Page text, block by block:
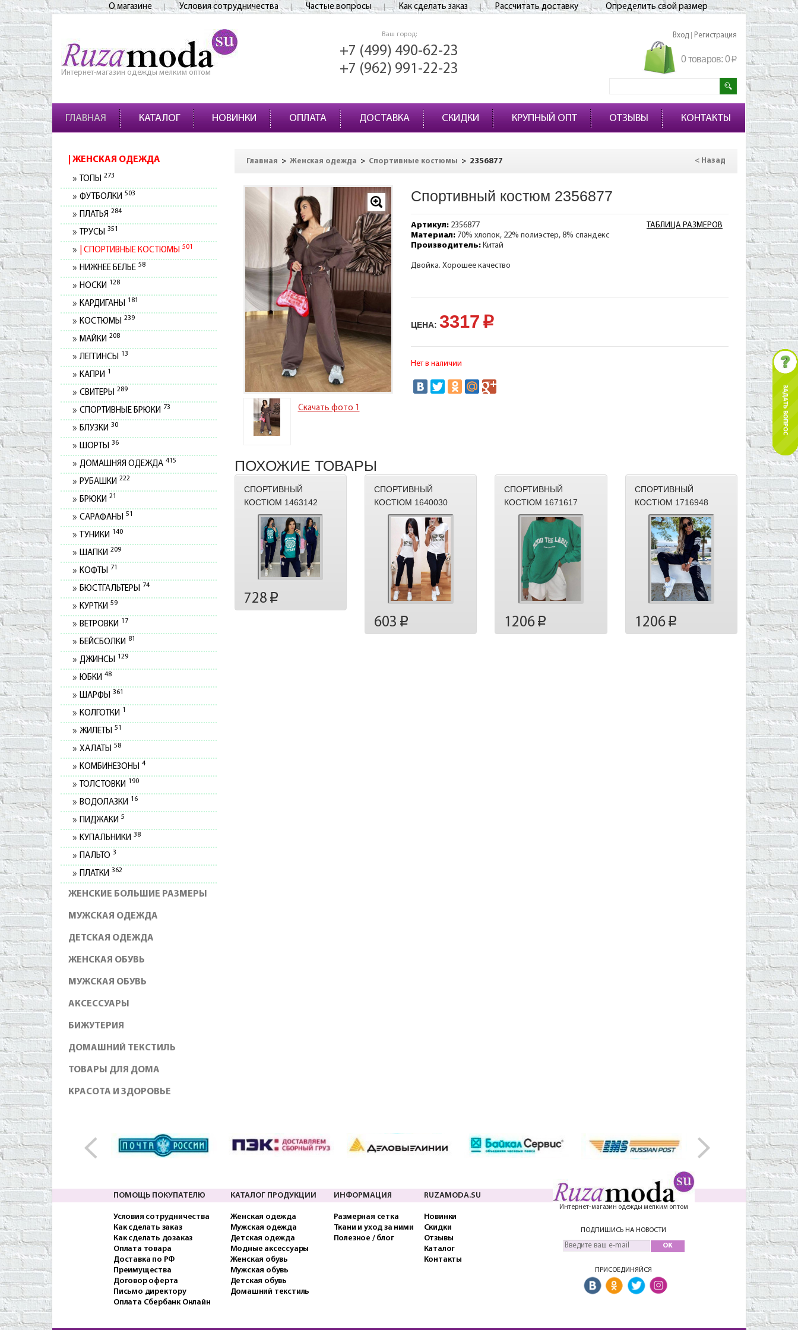
О магазине Условия сотрудничества Частые вопросы Как сделать заказ Рассчитать доставку Определить свой размер
Интернет-магазин одежды мелким оптом
Ваш город:
+7 (499) 490-62-23
+7 (962) 991-22-23
Вход Регистрация
0 товаров: 0p
ГЛАВНАЯ КАТАЛОГ НОВИНКИ ОПЛАТА ДОСТАВКА СКИДКИ КРУПНЫЙ ОПТ ОТЗЫВЫ КОНТАКТЫ
ЖЕНСКАЯ ОДЕЖДА
ТОПЫ 273
ФУТБОЛКИ 503
ПЛАТЬЯ 284
ТРУСЫ 351
СПОРТИВНЫЕ КОСТЮМЫ 501
НИЖНЕЕ БЕЛЬЕ 58
НОСКИ 128
КАРДИГАНЫ 181
КОСТЮМЫ 239
МАЙКИ 208
ЛЕГГИНСЫ 13
КАПРИ 1
СВИТЕРЫ 289
СПОРТИВНЫЕ БРЮКИ 73
БЛУЗКИ 30
ШОРТЫ 36
ДОМАШНЯЯ ОДЕЖДА 415
РУБАШКИ 222
БРЮКИ 21
САРАФАНЫ 51
ТУНИКИ 140
ШАПКИ 209
КОФТЫ 71
БЮСТГАЛЬТЕРЫ 74
КУРТКИ 59
ВЕТРОВКИ 17
БЕЙСБОЛКИ 81
ДЖИНСЫ 129
ЮБКИ 48
ШАРФЫ 361
КОЛГОТКИ 1
ЖИЛЕТЫ 51
ХАЛАТЫ 58
КОМБИНЕЗОНЫ 4
ТОЛСТОВКИ 190
ВОДОЛАЗКИ 16
ПИДЖАКИ 5
КУПАЛЬНИКИ 38
ПАЛЬТО 3
ПЛАТКИ 362
ЖЕНСКИЕ БОЛЬШИЕ РАЗМЕРЫ
МУЖСКАЯ ОДЕЖДА
ДЕТСКАЯ ОДЕЖДА
ЖЕНСКАЯ ОБУВЬ
МУЖСКАЯ ОБУВЬ
АКСЕССУАРЫ
БИЖУТЕРИЯ
ДОМАШНИЙ ТЕКСТИЛЬ
ТОВАРЫ ДЛЯ ДОМА
КРАСОТА И ЗДОРОВЬЕ
Главная > Женская одежда > Спортивные костюмы > 2356877 < Назад
Скачать фото 1
Спортивный костюм 2356877
ТАБЛИЦА РАЗМЕРОВ
Артикул:2356877
Материал:70% хлопок, 22% полиэстер, 8% спандекс
Производитель:Китай
Двойка. Хорошее качество
ЦЕНА: 3317 p
Нет в наличии
ПОХОЖИЕ ТОВАРЫ
СПОРТИВНЫЙ
КОСТЮМ 1463142
728 p
СПОРТИВНЫЙ
КОСТЮМ 1640030
603 p
СПОРТИВНЫЙ
КОСТЮМ 1671617
1206 p
СПОРТИВНЫЙ
КОСТЮМ 1716948
1206p
ПОМОЩЬ ПОКУПАТЕЛЮ
Условия сотрудничества
Как сделать заказ
Как сделать дозаказ
Оплата товара
Доставка по РФ
Преимущества
Договор оферта
Письмо директору
Оплата Сбербанк Онлайн
КАТАЛОГ ПРОДУКЦИИ
Женская одежда
Мужская одежда
Детская одежда
Модные аксессуары
Женская обувь
Мужская обувь
Детская обувь
Домашний текстиль
ИНФОРМАЦИЯ
Размерная сетка
Ткани и уход за ними
Полезное / блог
RUZAMODA.SU
Новинки
Скидки
Отзывы
Каталог
Контакты
Интернет-магазин одежды мелким оптом
ПОДПИШИСЬ НА НОВОСТИ
OK
ПРИСОЕДИНЯЙСЯ